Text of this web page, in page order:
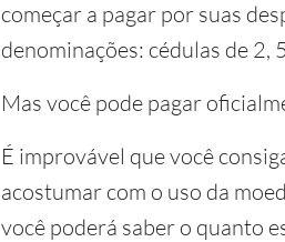
começar a pagar por suas
denominações: cédulas de 2,
Mas você pode pagar
É improvável que você
acostumar com o uso da
você poderá saber o quanto